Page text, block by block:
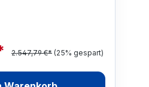
2.547,79 €* (25% gespart)